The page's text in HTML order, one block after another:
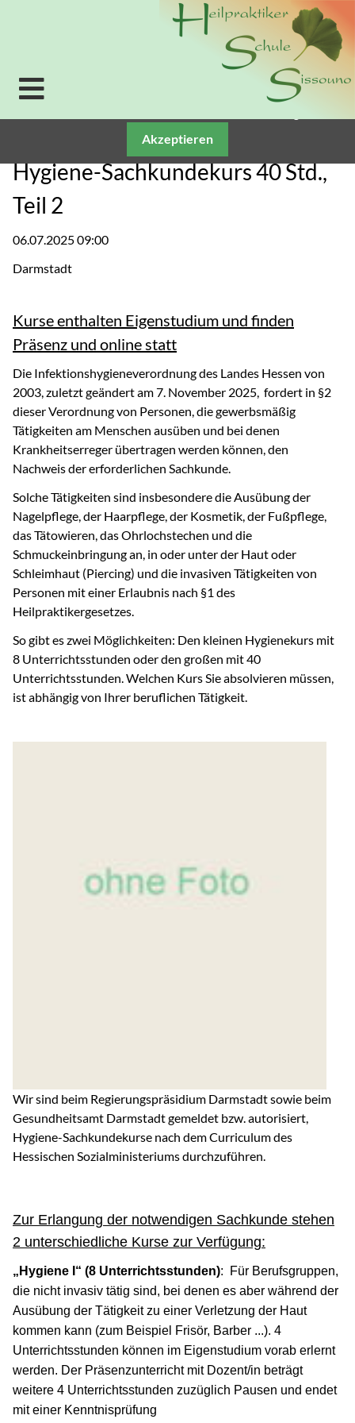
Hygiene-Sachkundekurs 40 Std.,
Teil 2
06.07.2025 09:00
Darmstadt
Kurse enthalten Eigenstudium und finden
Präsenz und online statt
Die Infektionshygieneverordnung des Landes Hessen von
2003, zuletzt geändert am 7. November 2025, fordert in §2
dieser Verordnung von Personen, die gewerbsmäßig
Tätigkeiten am Menschen ausüben und bei denen
Krankheitserreger übertragen werden können, den
Nachweis der erforderlichen Sachkunde.
Solche Tätigkeiten sind insbesondere die Ausübung der
Nagelpflege, der Haarpflege, der Kosmetik, der Fußpflege,
das Tätowieren, das Ohrlochstechen und die
Schmuckeinbringung an, in oder unter der Haut oder
Schleimhaut (Piercing) und die invasiven Tätigkeiten von
Personen mit einer Erlaubnis nach §1 des
Heilpraktikergesetzes.
So gibt es zwei Möglichkeiten: Den kleinen Hygienekurs mit
8 Unterrichtsstunden oder den großen mit 40
Unterrichtsstunden. Welchen Kurs Sie absolvieren müssen,
ist abhängig von Ihrer beruflichen Tätigkeit.
Wir sind beim Regierungspräsidium Darmstadt sowie beim
Gesundheitsamt Darmstadt gemeldet bzw. autorisiert,
Hygiene-Sachkundekurse nach dem Curriculum des
Hessischen Sozialministeriums durchzuführen.
Zur Erlangung der notwendigen Sachkunde stehen
2 unterschiedliche Kurse zur Verfügung:
„Hygiene I“ (8 Unterrichtsstunden): Für Berufsgruppen,
die nicht invasiv tätig sind, bei denen es aber während der
Ausübung der Tätigkeit zu einer Verletzung der Haut
kommen kann (zum Beispiel Frisör, Barber ...). 4
Unterrichtsstunden können im Eigenstudium vorab erlernt
werden. Der Präsenzunterricht mit Dozent/in beträgt
weitere 4 Unterrichtsstunden zuzüglich Pausen und endet
mit einer Kenntnisprüfung
Verwendung von Cookies: Um unsere Webseite für Sie
optimal zu gestalten und fortlaufend verbessern zu
können, verwenden wir Cookies. Durch die weitere
Nutzung der Webseite stimmen Sie der Verwendung
von Cookies zu. Weitere Informationen zu Cookies
Akzeptieren